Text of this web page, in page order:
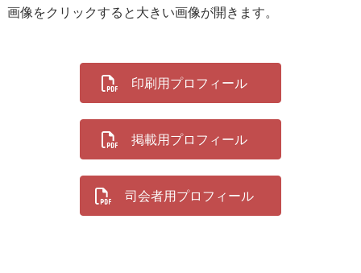
画像をクリックすると大きい画像が開きます。
印刷用プロフィール
掲載用プロフィール
司会者用プロフィール